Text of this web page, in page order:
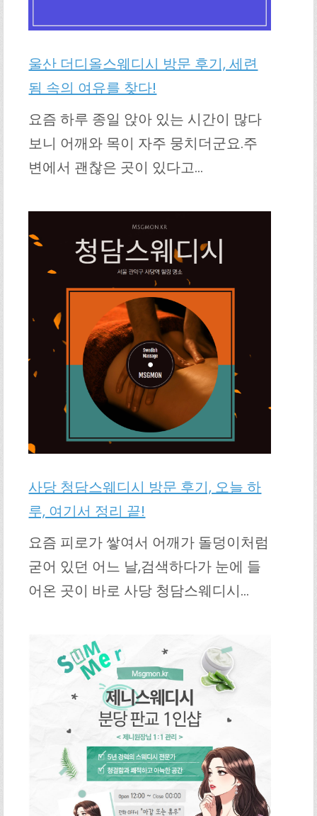
울산 더디올스웨디시 방문 후기, 세련
됨 속의 여유를 찾다!
요즘 하루 종일 앉아 있는 시간이 많다
보니 어깨와 목이 자주 뭉치더군요.주
변에서 괜찮은 곳이 있다고…
사당 청담스웨디시 방문 후기, 오늘 하
루, 여기서 정리 끝!
요즘 피로가 쌓여서 어깨가 돌덩이처럼
굳어 있던 어느 날,검색하다가 눈에 들
어온 곳이 바로 사당 청담스웨디시…